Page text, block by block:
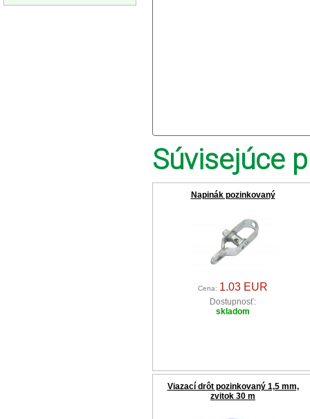
Súvisejúce
Napinák pozinkovaný
Cena: 1.03 EUR
Dostupnosť:
skladom
Viazací drôt pozinkovaný 1,5 mm,
zvitok 30 m